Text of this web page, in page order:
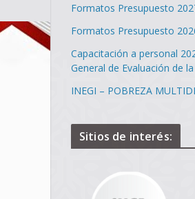
Formatos Presupuesto
Formatos Presupuesto
Capacitación a personal
General de Evaluación de la
INEGI – POBREZA
Sitios de interés: